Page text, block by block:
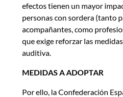
efectos tienen un mayor
personas con sordera (tanto
acompañantes, como
que exige reforzar las
auditiva.
MEDIDAS A ADOPTAR
Por ello, la Confederación